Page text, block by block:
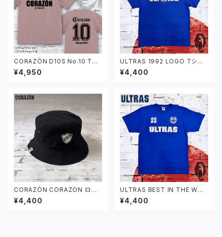
CORAZÓN D10S No.10 Tシ
ャツ ダスティピンク
¥4,950
ULTRAS 1992 LOGO Tシャ
ツ ブルー
¥4,400
CORAZÓN CORAZON ロゴ
バケットハット ブラック
¥4,400
ULTRAS BEST IN THE WOR
LD Tシャツ ブルー
¥4,400